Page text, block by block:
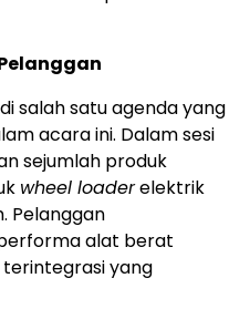
salah satu agenda yang
acara ini. Dalam sesi
sejumlah produk
wheel loaderelektrik
Pelanggan
alat berat
terintegrasi yang